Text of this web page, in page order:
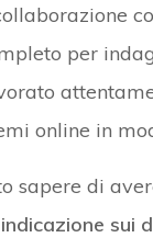
per
online in
sapere di
sui